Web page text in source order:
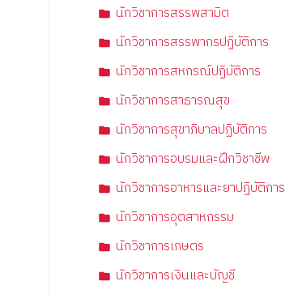
นักวิชาการสรรพสามิต
นักวิชาการสรรพากรปฏิบัติการ
นักวิชาการสหกรณ์ปฏิบัติการ
นักวิชาการสาธารณสุข
นักวิชาการสุขาภิบาลปฏิบัติการ
นักวิชาการอบรมและฝึกวิชาชีพ
นักวิชาการอาหารและยาปฏิบัติการ
นักวิชาการอุตสาหกรรม
นักวิชาการเกษตร
นักวิชาการเงินและบัญชี